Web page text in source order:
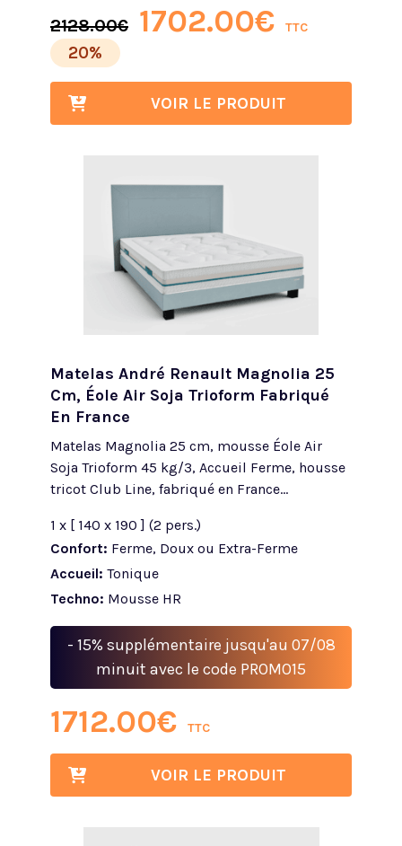
2128.00€ 1702.00€ TTC
20%
VOIR LE PRODUIT
Matelas André Renault Magnolia 25
Cm, Éole Air Soja Trioform Fabriqué
En France
Matelas Magnolia 25 cm, mousse Éole Air
Soja Trioform 45 kg/3, Accueil Ferme, housse
tricot Club Line, fabriqué en France...
1 x [ 140 x 190 ] (2 pers.)
Confort: Ferme, Doux ou Extra-Ferme
Accueil: Tonique
Techno: Mousse HR
- 15% supplémentaire jusqu'au 07/08
minuit avec le code PROMO15
1712.00€ TTC
VOIR LE PRODUIT